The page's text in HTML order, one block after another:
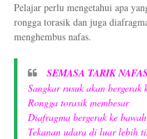
Pelajar perlu mengetahui apa
rongga torasik dan juga
menghembus nafas.
SEMASA TARIK
Sangkar rusuk akan bergerak
Rongga torasik membesar
Diafragma bergerak ke bawah
Tekanan udara di luar lebih